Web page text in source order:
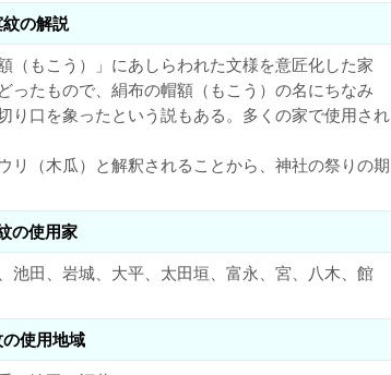
の解説
（もこう）」にあしらわれた文様を意匠化した家
ったもので、絹布の帽額（もこう）の名にちなみ
り口を象ったという説もある。多くの家で使用され
（木瓜）と解釈されることから、神社の祭りの期
の使用家
池田、岩城、大平、太田垣、富永、宮、八木、館
使用地域